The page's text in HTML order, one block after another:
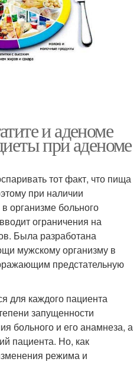
и аденоме
при аденоме
тот факт, что пища
при наличии
организме больного
ограничения на
Была разработана
мужскому организму в
предстательную
для каждого пациента
запущенности
больного и его анамнеза, а
пациента. Но, как
режима и